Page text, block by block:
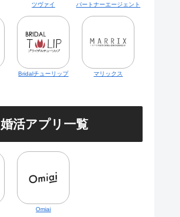
ツヴァイ パートナーエージェント
Bridalチューリップ マリックス
婚活アプリ一覧
Omiai